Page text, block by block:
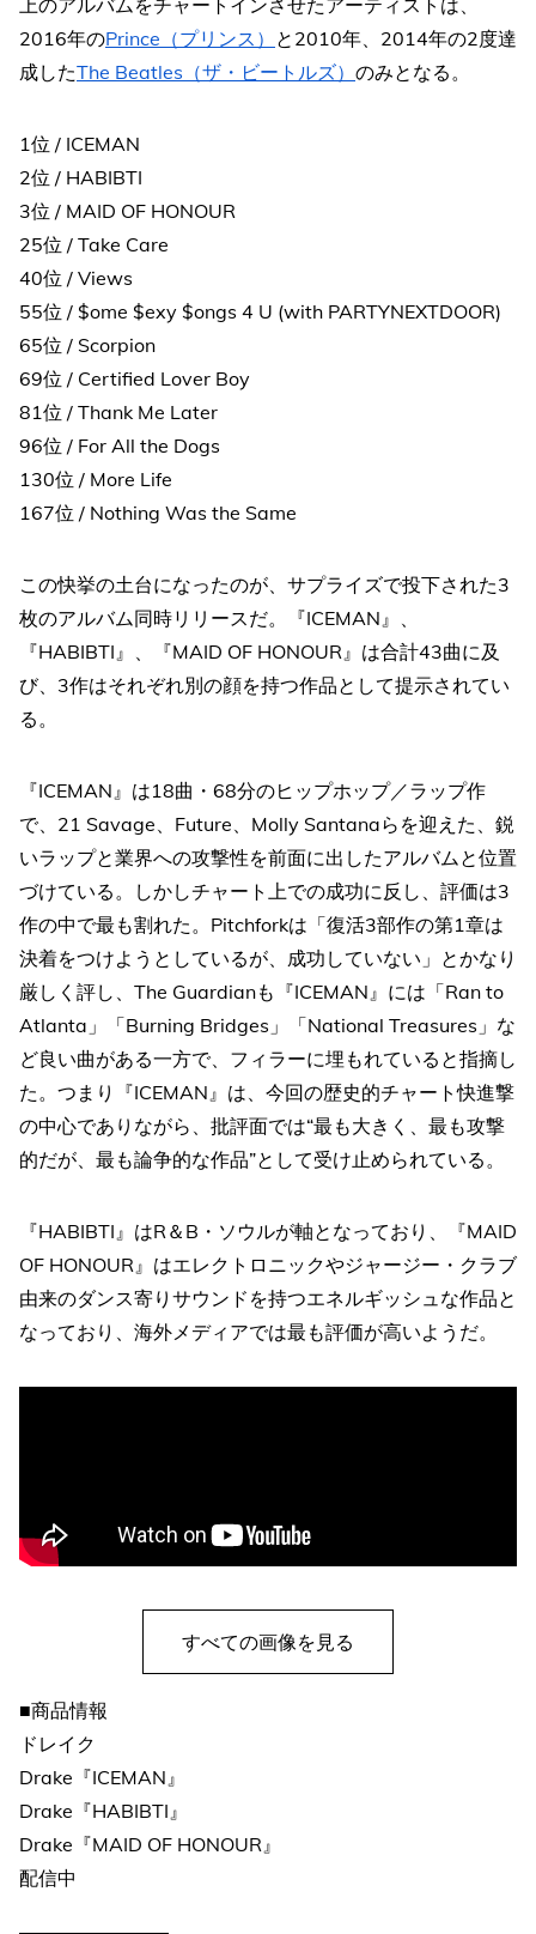
2016年のPrince（プリンス） と2010年、2014年の2度達
成したThe Beatles（ザ・ビートルズ） のみとなる。
1位 / ICEMAN
2位 / HABIBTI
3位 / MAID OF HONOUR
25位 / Take Care
40位 / Views
55位 / $ome $exy $ongs 4 U (with PARTYNEXTDOOR)
65位 / Scorpion
69位 / Certified Lover Boy
81位 / Thank Me Later
96位 / For All the Dogs
130位 / More Life
167位 / Nothing Was the Same
この快挙の土台になったのが、サプライズで投下された3
枚のアルバム同時リリースだ。『ICEMAN』、
『HABIBTI』、『MAID OF HONOUR』は合計43曲に及
び、3作はそれぞれ別の顔を持つ作品として提示されてい
る。
『ICEMAN』は18曲・68分のヒップホップ／ラップ作
で、21 Savage、Future、Molly Santanaらを迎えた、鋭
いラップと業界への攻撃性を前面に出したアルバムと位置
づけている。しかしチャート上での成功に反し、評価は3
作の中で最も割れた。Pitchforkは「復活3部作の第1章は
決着をつけようとしているが、成功していない」とかなり
厳しく評し、The Guardianも『ICEMAN』には「Ran to
Atlanta」「Burning Bridges」「National Treasures」な
ど良い曲がある一方で、フィラーに埋もれていると指摘し
た。つまり『ICEMAN』は、今回の歴史的チャート快進撃
の中心でありながら、批評面では“最も大きく、最も攻撃
的だが、最も論争的な作品”として受け止められている。
『HABIBTI』はR＆B・ソウルが軸となっており、『MAID
OF HONOUR』はエレクトロニックやジャージー・クラブ
由来のダンス寄りサウンドを持つエネルギッシュな作品と
なっており、海外メディアでは最も評価が高いようだ。
すべての画像を見る
■商品情報
ドレイク
Drake『ICEMAN』
Drake『HABIBTI』
Drake『MAID OF HONOUR』
配信中